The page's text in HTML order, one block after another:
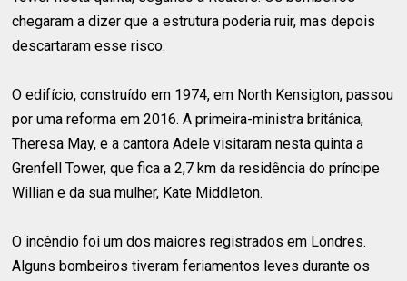
chegaram a dizer que a estrutura poderia ruir, mas depois
descartaram esse risco.
O edifício, construído em 1974, em North Kensigton, passou
por uma reforma em 2016. A primeira-ministra britânica,
Theresa May, e a cantora Adele visitaram nesta quinta a
Grenfell Tower, que fica a 2,7 km da residência do príncipe
Willian e da sua mulher, Kate Middleton.
O incêndio foi um dos maiores registrados em Londres.
Alguns bombeiros tiveram feriamentos leves durante os